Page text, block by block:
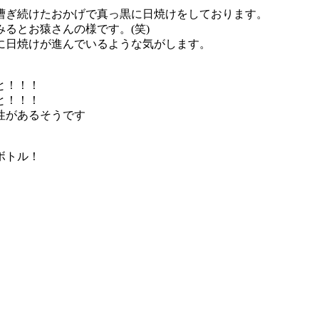
続けたおかげで真っ黒に日焼けをしております。
るとお猿さんの様です。(笑)
焼けが進んでいるような気がします。
！！
！！
があるそうです
ル！